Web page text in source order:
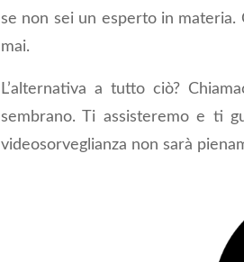
se non sei un esperto in
mai.
L’alternativa a tutto ciò?
sembrano. Ti assisteremo e ti
videosorveglianza non sarà